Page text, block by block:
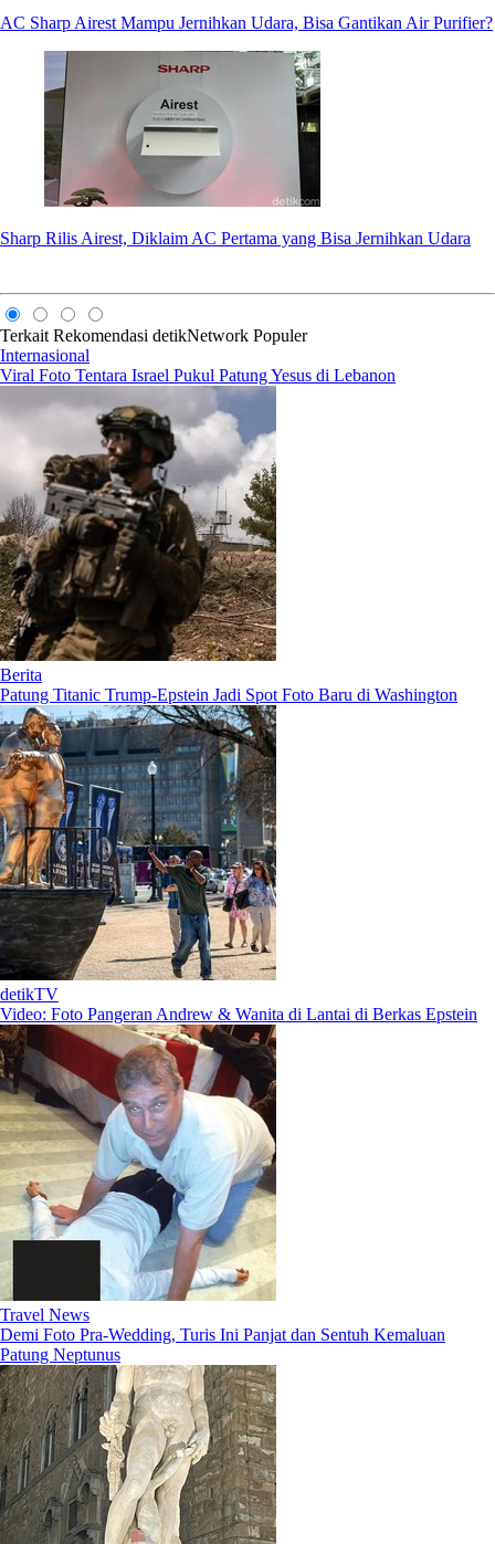
AC Sharp Airest Mampu Jernihkan Udara, Bisa Gantikan Air Purifier?
Sharp Rilis Airest, Diklaim AC Pertama yang Bisa Jernihkan Udara
Terkait Rekomendasi detikNetwork Populer
Internasional
Viral Foto Tentara Israel Pukul Patung Yesus di Lebanon
Berita
Patung Titanic Trump-Epstein Jadi Spot Foto Baru di Washington
detikTV
Video: Foto Pangeran Andrew & Wanita di Lantai di Berkas Epstein
Travel News
Demi Foto Pra-Wedding, Turis Ini Panjat dan Sentuh Kemaluan
Patung Neptunus